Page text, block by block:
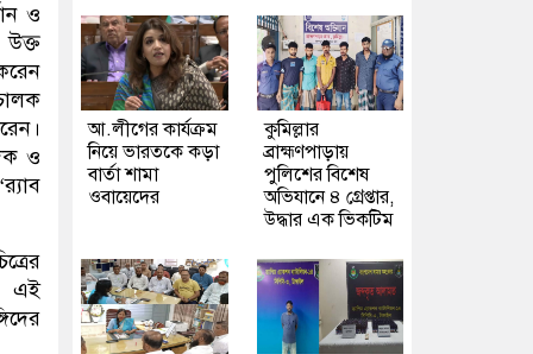
ও
উক্ত
ও
এই
আ.লীগের কার্যক্রম
নিয়ে ভারতকে কড়া
বার্তা শামা
ওবায়েদের
কুমিল্লার
ব্রাহ্মণপাড়ায়
পুলিশের বিশেষ
অভিযানে ৪ গ্রেপ্তার,
উদ্ধার এক ভিকটিম